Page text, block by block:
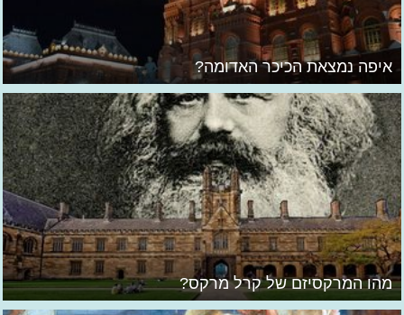
איפה נמצאת הכיכר האדומה?
מהו המרקסיזם של קרל מרקס?